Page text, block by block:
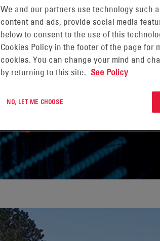
We and our partners use technology such
content and ads, provide social media
below to consent to the use of this
Cookies Policy in the footer of the page for
cookies. You can change your mind and
by returning to this site. See Policy
NO, LET ME CHOOSE